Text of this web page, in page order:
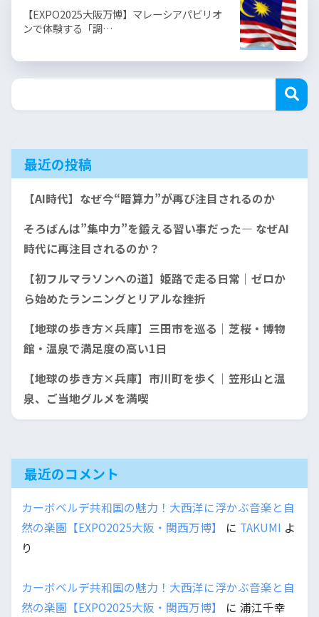
【EXPO2025大阪万博】マレーシアパビリオ
ンで体験する「調…
最近の投稿
【AI時代】なぜ今“暗算力”が再び注目されるのか
そろばんは”集中力”を鍛える習い事だった— なぜAI
時代に再注目されるのか？
【初フルマラソンへの道】姫路で走る日常｜ゼロか
ら始めたランニングとリアルな挫折
【地球の歩き方×兵庫】三田市を巡る｜芝桜・博物
館・温泉で満足度の高い1日
【地球の歩き方×兵庫】市川町を歩く｜笠形山と温
泉、ご当地グルメを満喫
最近のコメント
カーボベルデ共和国の魅力！大西洋に浮かぶ音楽と自
然の楽園【EXPO2025大阪・関西万博】
に TAKUMI よ
り
カーボベルデ共和国の魅力！大西洋に浮かぶ音楽と自
然の楽園【EXPO2025大阪・関西万博】
に 浦江千幸